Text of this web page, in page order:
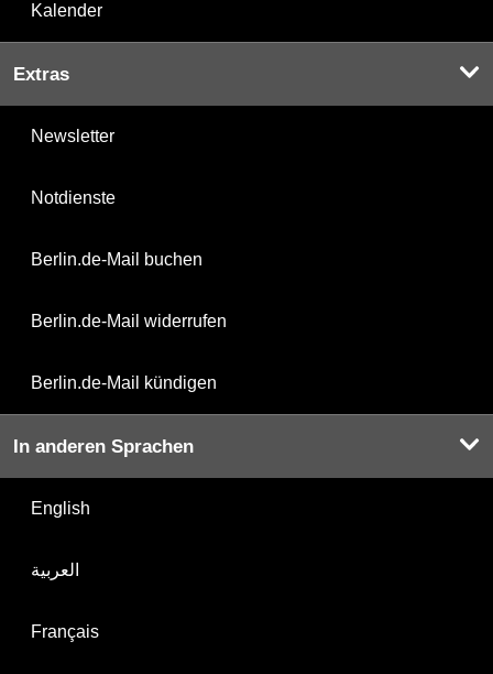
Kalender
Extras
Newsletter
Notdienste
Berlin.de-Mail buchen
Berlin.de-Mail widerrufen
Berlin.de-Mail kündigen
In anderen Sprachen
English
العربية
Français